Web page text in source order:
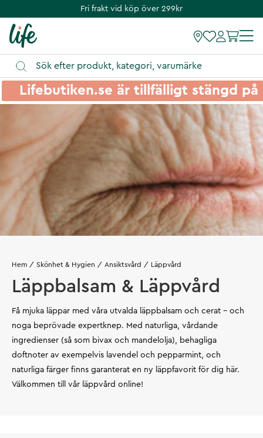
Fri frakt vid köp över 299kr
Lifebutiken.se är tillfälligt stängd
Hem Skönhet & Hygien Ansiktsvård Läppvård
Läppbalsam & Läppvård
Få mjuka läppar med våra utvalda läppbalsam och cerat – och
noga beprövade expertknep. Med naturliga, vårdande
ingredienser (så som bivax och mandelolja), behagliga
doftnoter av exempelvis lavendel och pepparmint, och
naturliga färger finns garanterat en ny läppfavorit för dig här.
Välkommen till vår läppvård online!